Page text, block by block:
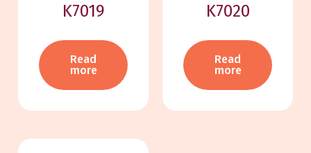
K7019
Read
more
K7020
Read
more